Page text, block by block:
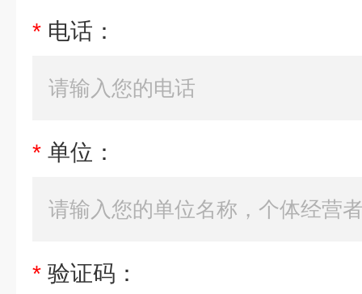
* 电话：
* 单位：
* 验证码：